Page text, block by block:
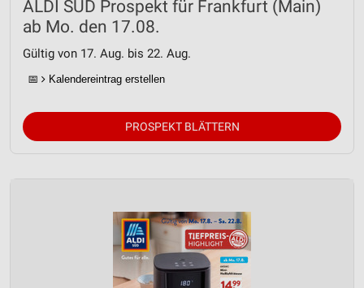
ALDI SÜD Prospekt für Frankfurt (Main)
ab Mo. den 17.08.
Gültig von 17. Aug. bis 22. Aug.
📅 Kalendereintrag erstellen
PROSPEKT BLÄTTERN